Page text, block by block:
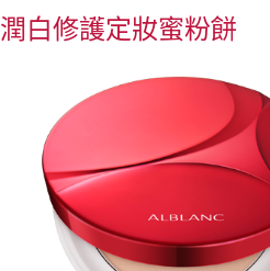
潤白修護定妝蜜粉餅